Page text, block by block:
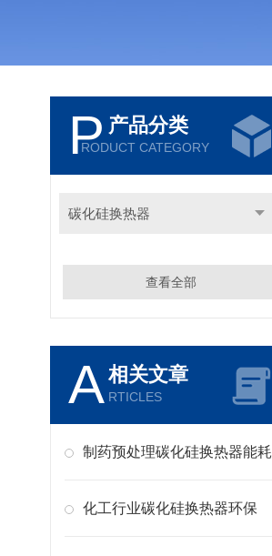
P 产品分类
RODUCT CATEGORY
碳化硅换热器
查看全部
A相关文章
RTICLES
制药预处理碳化硅换热器能耗
化工行业碳化硅换热器环保